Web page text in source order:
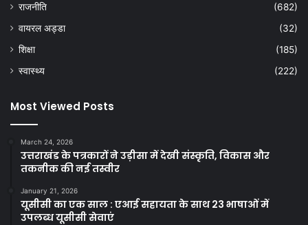
राजनीति
(682)
वायरल अड्डा
(32)
शिक्षा
(185)
स्वास्थ्य
(222)
Most Viewed Posts
March 24, 2026
उत्तराखंड के पत्रकारों ने उड़ीसा में देखी संस्कृति, विकास और
तकनीक की नई तस्वीर
January 21, 2026
यूसीसी का एक साल : एआई सहायता के साथ 23 भाषाओं में
उपलब्ध यूसीसी सेवाएं